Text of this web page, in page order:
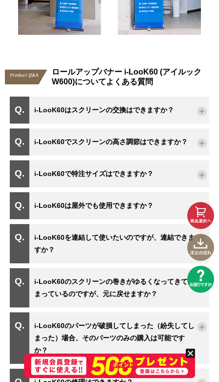
ロールアップバナー i-LooK60 (アイルック
W600)についてよくある質問
i-LooK60はスクリーンの交換はできますか？
i-LooK60でスクリーンの高さ調節はできますか？
i-LooK60で特注サイズはできますか？
i-LooK60は屋外でも使用できますか？
i-LooK60を連結して使いたいのですが、連結できま
すか？
i-LooK60のスクリーンの巻きがゆるくなってきてし
まっているのですが、元に戻せますか？
i-LooK60のパーツが破損してしまった（紛失してし
まった）場合、そのパーツのみの購入は可能です
か？